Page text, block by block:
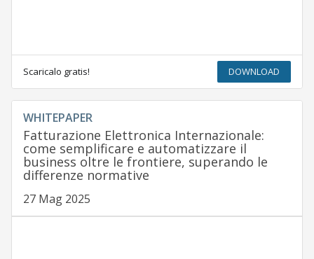
Scaricalo gratis! DOWNLOAD
WHITEPAPER
Fatturazione Elettronica Internazionale:
come semplificare e automatizzare il
business oltre le frontiere, superando le
differenze normative
27 Mag 2025